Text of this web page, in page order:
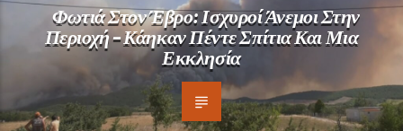
Φωτιά Στον Έβρο: Ισχυροί Άνεμοι Στην
Περιοχή – Κάηκαν Πέντε Σπίτια Και Μια
Εκκλησία